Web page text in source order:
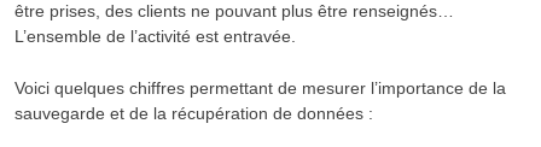
être prises, des clients ne pouvant plus être renseignés…
L’ensemble de l’activité est entravée.
Voici quelques chiffres permettant de mesurer l’importance de la
sauvegarde et de la récupération de données :